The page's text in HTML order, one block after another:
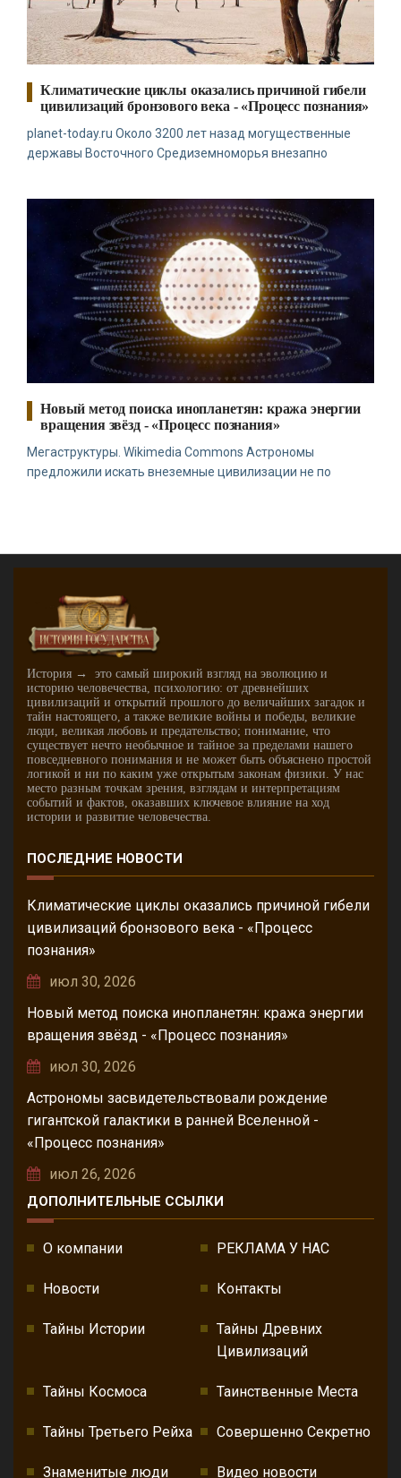
Климатические циклы оказались причиной гибели
цивилизаций бронзового века - «Процесс познания»
planet-today.ru Около 3200 лет назад могущественные
державы Восточного Средиземноморья внезапно
Новый метод поиска инопланетян: кража энергии
вращения звёзд - «Процесс познания»
Мегаструктуры. Wikimedia Commons Астрономы
предложили искать внеземные цивилизации не по
История → это самый широкий взгляд на эволюцию и
историю человечества, психологию: от древнейших
цивилизаций и открытий прошлого до величайших загадок и
тайн настоящего, а также великие войны и победы, великие
люди, великая любовь и предательство; понимание, что
существует нечто необычное и тайное за пределами нашего
повседневного понимания и не может быть объяснено простой
логикой и ни по каким уже открытым законам физики. У нас
место разным точкам зрения, взглядам и интерпретациям
событий и фактов, оказавших ключевое влияние на ход
истории и развитие человечества.
ПОСЛЕДНИЕ НОВОСТИ
Климатические циклы оказались причиной гибели
цивилизаций бронзового века - «Процесс
познания»
июл 30, 2026
Новый метод поиска инопланетян: кража энергии
вращения звёзд - «Процесс познания»
июл 30, 2026
Астрономы засвидетельствовали рождение
гигантской галактики в ранней Вселенной -
«Процесс познания»
июл 26, 2026
ДОПОЛНИТЕЛЬНЫЕ ССЫЛКИ
О компании РЕКЛАМА У НАС
Новости Контакты
Тайны Истории
Тайны Древних
Цивилизаций
Тайны Космоса Таинственные Места
Тайны Третьего Рейха Совершенно Секретно
Знаменитые люди Видео новости